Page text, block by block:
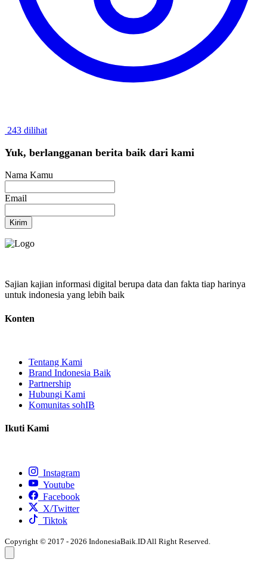
243 dilihat
Yuk, berlangganan berita baik dari kami
Nama Kamu
Email
Kirim
Sajian kajian informasi digital berupa data dan fakta tiap harinya
untuk indonesia yang lebih baik
Konten
Tentang Kami
Brand Indonesia Baik
Partnership
Hubungi Kami
Komunitas sohIB
Ikuti Kami
Instagram
Youtube
Facebook
X/Twitter
Tiktok
Copyright © 2017 - 2026 IndonesiaBaik.ID All Right Reserved.